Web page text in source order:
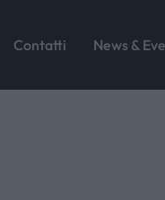
Contatti News &